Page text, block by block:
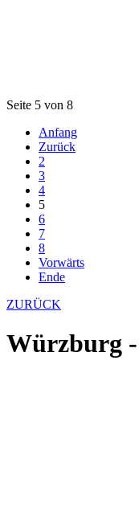
Seite 5 von 8
Anfang
Zurück
2
3
4
5
6
7
8
Vorwärts
Ende
ZURÜCK
Würzburg